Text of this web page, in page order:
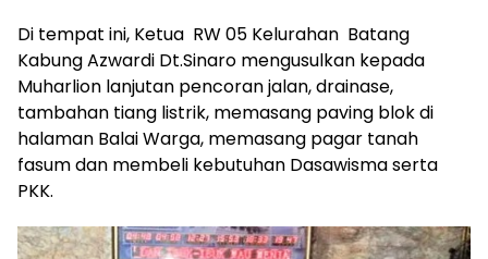
Di tempat ini, Ketua RW 05 Kelurahan Batang
Kabung Azwardi Dt.Sinaro mengusulkan kepada
Muharlion lanjutan pencoran jalan, drainase,
tambahan tiang listrik, memasang paving blok di
halaman Balai Warga, memasang pagar tanah
fasum dan membeli kebutuhan Dasawisma serta
PKK.